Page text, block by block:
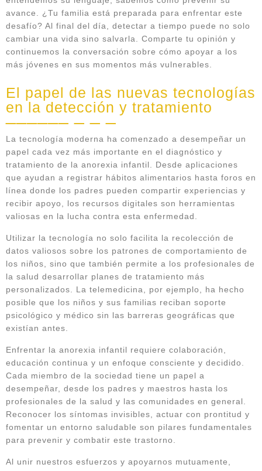
avance. ¿Tu familia está preparada para enfrentar este
desafío? Al final del día, detectar a tiempo puede no solo
cambiar una vida sino salvarla. Comparte tu opinión y
continuemos la conversación sobre cómo apoyar a los
más jóvenes en sus momentos más vulnerables.
El papel de las nuevas tecnologías
en la detección y tratamiento
La tecnología moderna ha comenzado a desempeñar un
papel cada vez más importante en el diagnóstico y
tratamiento de la anorexia infantil. Desde aplicaciones
que ayudan a registrar hábitos alimentarios hasta foros en
línea donde los padres pueden compartir experiencias y
recibir apoyo, los recursos digitales son herramientas
valiosas en la lucha contra esta enfermedad.
Utilizar la tecnología no solo facilita la recolección de
datos valiosos sobre los patrones de comportamiento de
los niños, sino que también permite a los profesionales de
la salud desarrollar planes de tratamiento más
personalizados. La telemedicina, por ejemplo, ha hecho
posible que los niños y sus familias reciban soporte
psicológico y médico sin las barreras geográficas que
existían antes.
Enfrentar la anorexia infantil requiere colaboración,
educación continua y un enfoque consciente y decidido.
Cada miembro de la sociedad tiene un papel a
desempeñar, desde los padres y maestros hasta los
profesionales de la salud y las comunidades en general.
Reconocer los síntomas invisibles, actuar con prontitud y
fomentar un entorno saludable son pilares fundamentales
para prevenir y combatir este trastorno.
Al unir nuestros esfuerzos y apoyarnos mutuamente,